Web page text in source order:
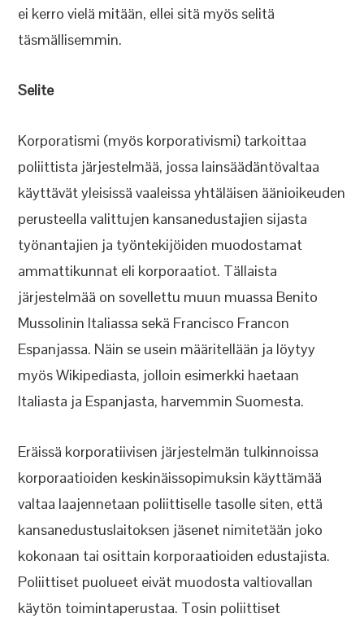
ei kerro vielä mitään, ellei sitä myös selitä
täsmällisemmin.
Selite
Korporatismi (myös korporativismi) tarkoittaa
poliittista järjestelmää, jossa lainsäädäntövaltaa
käyttävät yleisissä vaaleissa yhtäläisen äänioikeuden
perusteella valittujen kansanedustajien sijasta
työnantajien ja työntekijöiden muodostamat
ammattikunnat eli korporaatiot. Tällaista
järjestelmää on sovellettu muun muassa Benito
Mussolinin Italiassa sekä Francisco Francon
Espanjassa. Näin se usein määritellään ja löytyy
myös Wikipediasta, jolloin esimerkki haetaan
Italiasta ja Espanjasta, harvemmin Suomesta.
Eräissä korporatiivisen järjestelmän tulkinnoissa
korporaatioiden keskinäissopimuksin käyttämää
valtaa laajennetaan poliittiselle tasolle siten, että
kansanedustuslaitoksen jäsenet nimitetään joko
kokonaan tai osittain korporaatioiden edustajista.
Poliittiset puolueet eivät muodosta valtiovallan
käytön toimintaperustaa. Tosin poliittiset